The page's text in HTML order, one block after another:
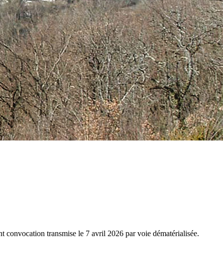
transmise le 7 avril 2026 par voie dématérialisée.